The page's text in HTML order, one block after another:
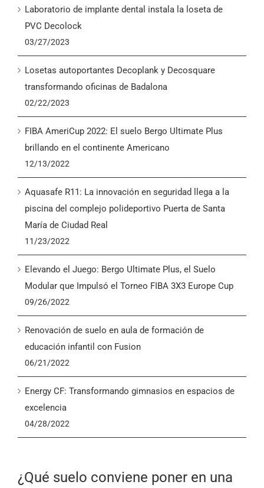
¿Qué suelo conviene poner en una
Laboratorio de implante dental instala la loseta de
PVC Decolock
03/27/2023
Losetas autoportantes Decoplank y Decosquare
transformando oficinas de Badalona
02/22/2023
FIBA AmeriCup 2022: El suelo Bergo Ultimate Plus
brillando en el continente Americano
12/13/2022
Aquasafe R11: La innovación en seguridad llega a la
piscina del complejo polideportivo Puerta de Santa
María de Ciudad Real
11/23/2022
Elevando el Juego: Bergo Ultimate Plus, el Suelo
Modular que Impulsó el Torneo FIBA 3X3 Europe Cup
09/26/2022
Renovación de suelo en aula de formación de
educación infantil con Fusion
06/21/2022
Energy CF: Transformando gimnasios en espacios de
excelencia
04/28/2022